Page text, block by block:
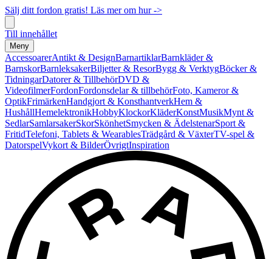
Sälj ditt fordon gratis! Läs mer om hur ->
Till innehållet
Meny
AccessoarerAntikt & DesignBarnartiklarBarnkläder &
BarnskorBarnleksakerBiljetter & ResorBygg & VerktygBöcker &
TidningarDatorer & TillbehörDVD &
VideofilmerFordonFordonsdelar & tillbehörFoto, Kameror &
OptikFrimärkenHandgjort & KonsthantverkHem &
HushållHemelektronikHobbyKlockorKläderKonstMusikMynt &
SedlarSamlarsakerSkorSkönhetSmycken & ÄdelstenarSport &
FritidTelefoni, Tablets & WearablesTrädgård & VäxterTV-spel &
DatorspelVykort & BilderÖvrigtInspiration